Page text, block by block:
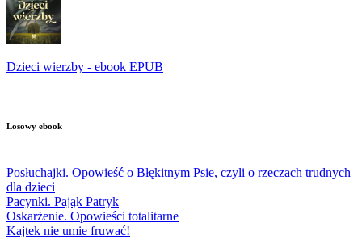
Dzieci wierzby - ebook EPUB
Losowy ebook
Posłuchajki. Opowieść o Błękitnym Psie, czyli o rzeczach trudnych
dla dzieci
Pacynki. Pająk Patryk
Oskarżenie. Opowieści totalitarne
Kajtek nie umie fruwać!